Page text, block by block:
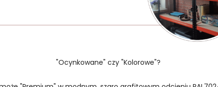
"Ocynkowane" czy "Kolorowe"?